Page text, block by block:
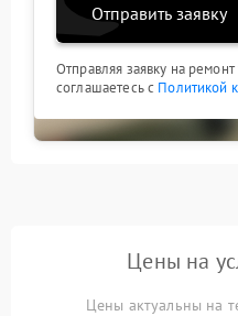
Отправить заявку
Отправляя заявку на
соглашаетесь с Политикой
Цены на
Цены актуальны на